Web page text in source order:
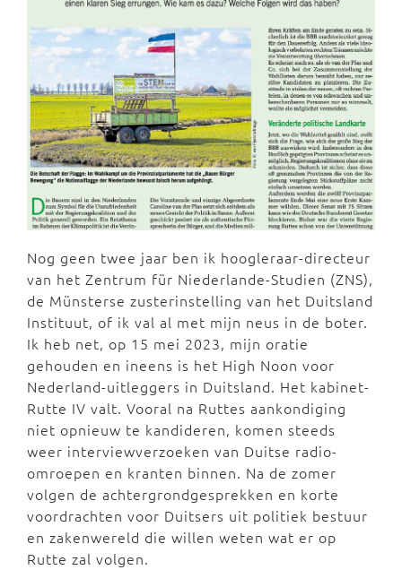
Nog geen twee jaar ben ik hoogleraar-directeur
van het Zentrum für Niederlande-Studien (ZNS),
de Münsterse zusterinstelling van het Duitsland
Instituut, of ik val al met mijn neus in de boter.
Ik heb net, op 15 mei 2023, mijn oratie
gehouden en ineens is het High Noon voor
Nederland-uitleggers in Duitsland. Het kabinet-
Rutte IV valt. Vooral na Ruttes aankondiging
niet opnieuw te kandideren, komen steeds
weer interviewverzoeken van Duitse radio-
omroepen en kranten binnen. Na de zomer
volgen de achtergrondgesprekken en korte
voordrachten voor Duitsers uit politiek bestuur
en zakenwereld die willen weten wat er op
Rutte zal volgen.